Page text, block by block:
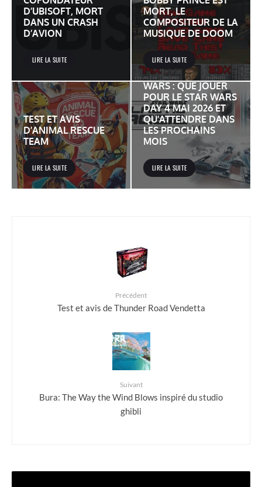
D’UBISOFT, MORT
DANS UN CRASH
D’AVION
LIRE LA SUITE
MORT, LE
COMPOSITEUR DE LA
MUSIQUE DE DOOM
LIRE LA SUITE
TEST ET AVIS
D’ANIMAL RESCUE
TEAM
LIRE LA SUITE
JEUX VIDÉO STAR
WARS : QUE JOUER
POUR LE STAR WARS
DAY 4 MAI 2026 ET
QU’ATTENDRE DANS
LES PROCHAINS
MOIS
LIRE LA SUITE
Précédent
Test et avis de Thunder Road Vendetta
Suivant
Bura: The Way the Wind Blows inspiré du studio
ghibli